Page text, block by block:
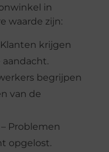
in
waarde zijn:
krijgen
begrijpen
van de
– Problemen
opgelost.